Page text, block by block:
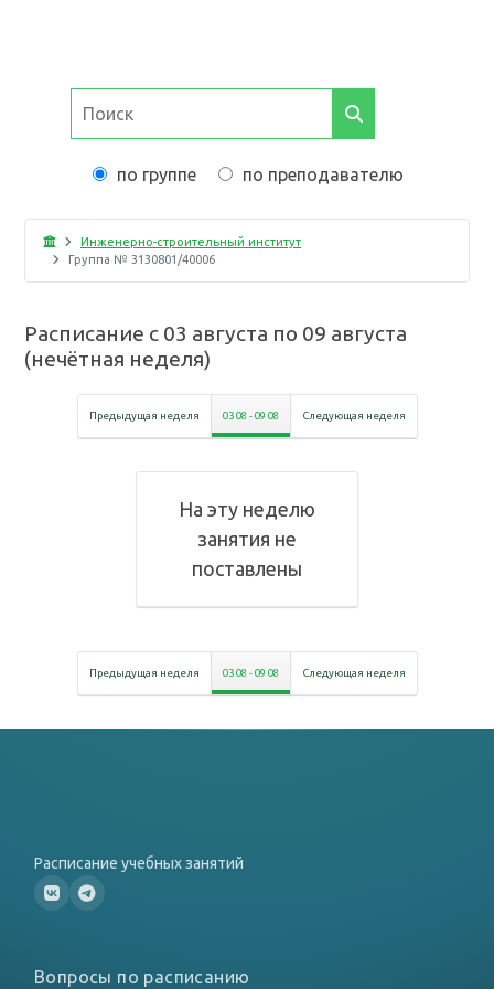
по группе по преподавателю
Инженерно-строительный институт
Группа № 3130801/40006
Расписание с 03 августа по 09 августа
(нечётная неделя)
Предыдущая неделя 03 08 -09 08 Следующая неделя
На эту неделю
занятия не
поставлены
Предыдущая неделя 03 08 -09 08 Следующая неделя
Расписание учебных занятий
Вопросы по расписанию